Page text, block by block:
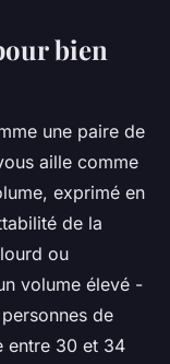
bien
une paire de
aille comme
exprimé en
de la
ou
volume élevé -
de
entre 30 et 34